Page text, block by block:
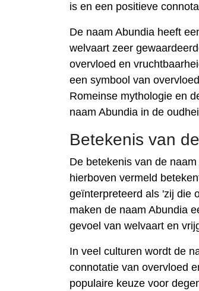
is en een positieve
De naam Abundia heeft
welvaart zeer
overvloed en
een symbool van
Romeinse mythologie en
naam Abundia in de
Betekenis van
De betekenis van de
hierboven vermeld
geïnterpreteerd als 'zij die
maken de naam Abundia
gevoel van welvaart en
In veel culturen wordt de
connotatie van overvloed
populaire keuze voor